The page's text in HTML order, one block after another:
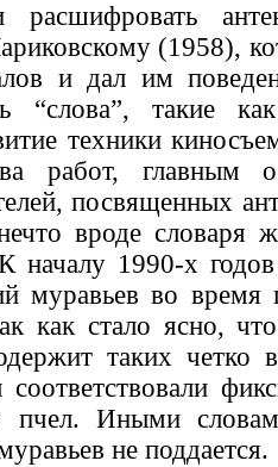
(1958),
и дал им
“слова”, такие
техники
работ, главным
посвященных
вроде словаря
началу 1990-х
муравьев во время
как стало ясно,
таких четко
Иными
не поддается.